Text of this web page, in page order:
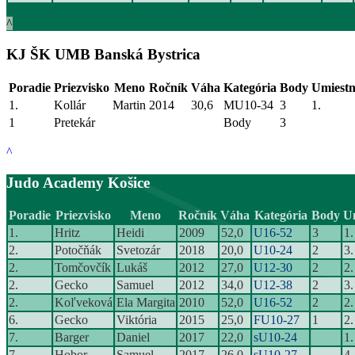
^
KJ ŠK UMB Banská Bystrica
Poradie Priezvisko Meno Ročník Váha Kategória Body
1.
Kollár Martin 2014 30,6 MU10-34 3
1.
1
Pretekár Body 3
^
Judo Academy Košice
Poradie Priezvisko Meno Ročník Váha Kategória Body
1.
Hritz Heidi 2009 52,0 U16-52 3
1.
2.
Potočňák Svetozár 2018 20,0 U10-24 2
3.
2.
Tomčovčík Lukáš 2012 27,0 U12-30 2
2.
2.
Gecko Samuel 2012 34,0 U12-38 2
3.
2.
Koľveková Ela Margita 2010 52,0 U16-52 2
2.
6.
Gecko Viktória 2015 25,0 FU10-27 1
2.
7.
Barger Daniel 2017 22,0 sU10-24
1.